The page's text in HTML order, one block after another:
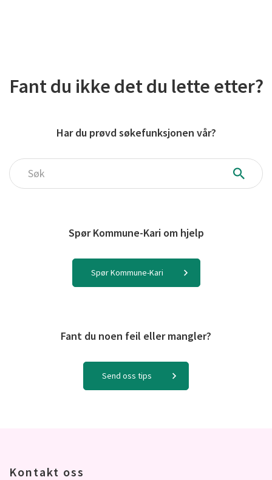
Fant du ikke det du lette etter?
Har du prøvd søkefunksjonen vår?
Søk
Spør Kommune-Kari om hjelp
Spør Kommune-Kari
Fant du noen feil eller mangler?
Send oss tips
Kontakt oss